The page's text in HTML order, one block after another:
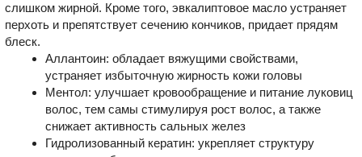
слишком жирной. Кроме того, эвкалиптовое масло устраняет
перхоть и препятствует сечению кончиков, придает прядям
блеск.
Аллантоин: обладает вяжущими свойствами,
устраняет избыточную жирность кожи головы
Ментол: улучшает кровообращение и питание луковиц
волос, тем самы стимулируя рост волос, а также
снижает активность сальных желез
Гидролизованный кератин: укрепляет структуру